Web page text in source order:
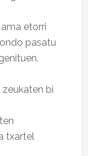
etorri
pasatu
bi
txartel